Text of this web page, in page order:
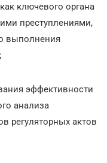
ключевого органа
преступлениями,
выполнения
эффективности
анализа
регуляторных актов